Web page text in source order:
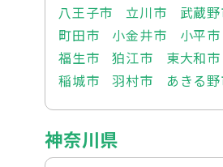
八王子市
立川市 武蔵
町田市
小金井市 小平市
福生市
狛江市 東大和市
稲城市
羽村市 あきる
神奈川県